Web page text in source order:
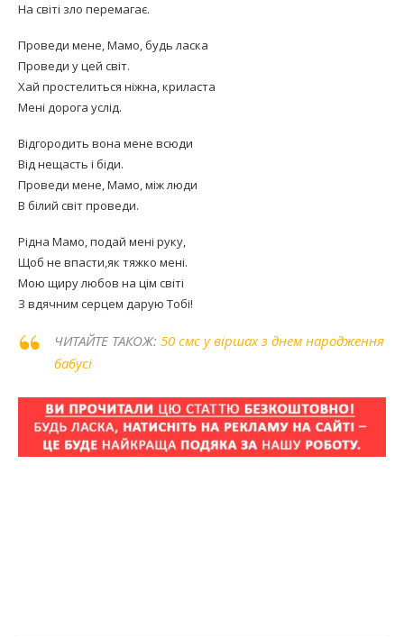
На світі зло перемагає.
Проведи мене, Мамо, будь ласка
Проведи у цей світ.
Хай простелиться ніжна, криласта
Мені дорога услід.
Відгородить вона мене всюди
Від нещасть і біди.
Проведи мене, Мамо, між люди
В білий світ проведи.
Рідна Мамо, подай мені руку,
Щоб не впасти,як тяжко мені.
Мою щиру любов на цім світі
З вдячним серцем дарую Тобі!
ЧИТАЙТЕ ТАКОЖ: 50 смс у віршах з днем народження
бабусі